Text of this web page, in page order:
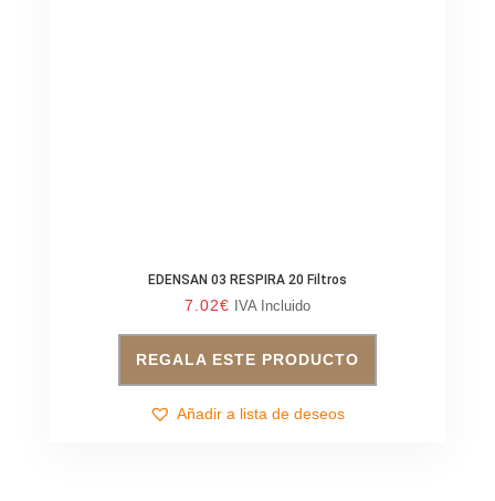
EDENSAN 03 RESPIRA 20 Filtros
7.02€ IVA Incluido
REGALA ESTE PRODUCTO
Añadir a lista de deseos